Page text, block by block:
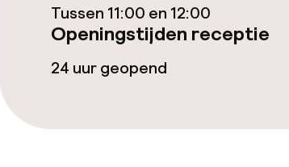
Schoonmaakvoorzieningen
Wasservice
Tussen 11:00 en 12:00
Openingstijden receptie
24 uur geopend